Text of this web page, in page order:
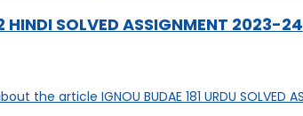
HINDI SOLVED ASSIGNMENT 2023-24